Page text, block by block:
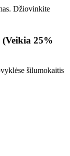
Džiovinkite
25%
šilumokaitis